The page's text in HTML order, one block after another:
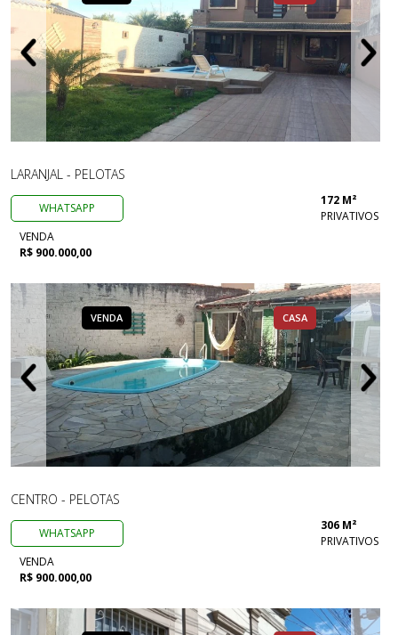
LARANJAL - PELOTAS
WHATSAPP
172 M²
PRIVATIVOS
VENDA
R$ 900.000,00
VENDA CASA
CENTRO - PELOTAS
WHATSAPP
306 M²
PRIVATIVOS
VENDA
R$ 900.000,00